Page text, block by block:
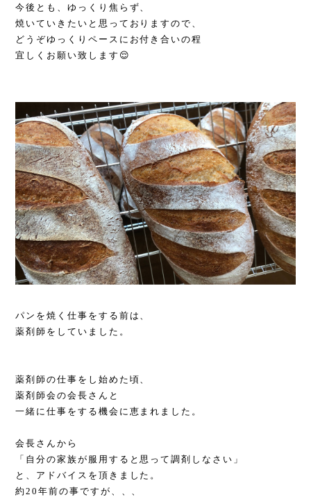
今後とも、ゆっくり焦らず、
焼いていきたいと思っておりますので、
どうぞゆっくりペースにお付き合いの程
宜しくお願い致します😌
パンを焼く仕事をする前は、
薬剤師をしていました。
薬剤師の仕事をし始めた頃、
薬剤師会の会長さんと
一緒に仕事をする 機会に恵まれました。
会長さんから
「自分の家族が服用すると思って調剤しなさい」
と、アドバイスを頂きました。
約20年前の事ですが、、、